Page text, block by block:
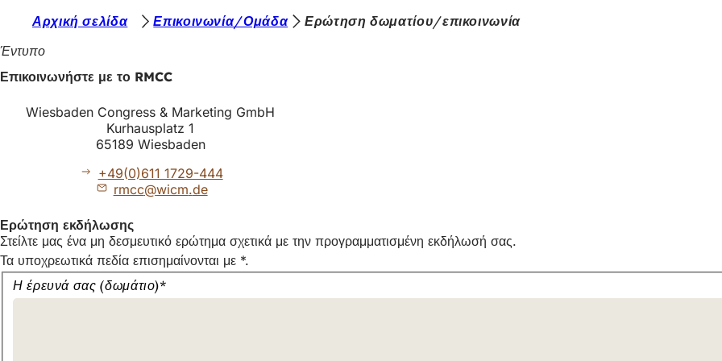
Μετάβαση στο περιεχόμενο
ρ
ί
ε
ε
δ
ώ
Αρχική σελίδα Επικοινωνία/Ομάδα
Ερώτηση δωματίου/επικοινωνία
Έντυπο
Επικοινωνήστε με το RMCC
Wiesbaden Congress & Marketing GmbH
Kurhausplatz 1
65189 Wiesbaden
+49(0)611 1729-444
rmcc
wicm de
Ερώτηση εκδήλωσης
Στείλτε μας ένα μη δεσμευτικό ερώτημα σχετικά με την προγραμματισμένη εκδήλωσή σας.
Τα υποχρεωτικά πεδία επισημαίνονται με *.
Στείλτε
μας
Η έρευνά σας (δωμάτιο)*